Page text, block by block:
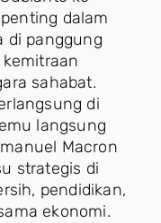
dalam
di panggung
sahabat.
di
langsung
Macron
strategis di
pendidikan,
ekonomi.